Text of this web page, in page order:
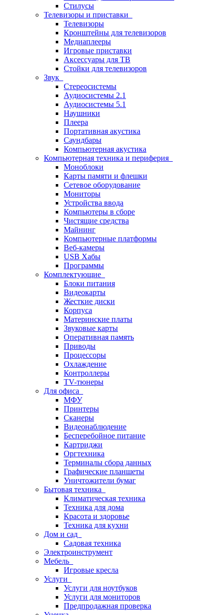
Стилусы
Телевизоры и приставки
Телевизоры
Кронштейны для телевизоров
Медиаплееры
Игровые приставки
Аксессуары для ТВ
Стойки для телевизоров
Звук
Стереосистемы
Аудиосистемы 2.1
Аудиосистемы 5.1
Наушники
Плеера
Портативная акустика
Саундбары
Компьютерная акустика
Компьютерная техника и периферия
Моноблоки
Карты памяти и флешки
Сетевое оборудование
Мониторы
Устройства ввода
Компьютеры в сборе
Чистящие средства
Майнинг
Компьютерные платформы
Веб-камеры
USB Хабы
Программы
Комплектующие
Блоки питания
Видеокарты
Жесткие диски
Корпуса
Материнские платы
Звуковые карты
Оперативная память
Приводы
Процессоры
Охлаждение
Контроллеры
TV-тюнеры
Для офиса
МФУ
Принтеры
Сканеры
Видеонаблюдение
Бесперебойное питание
Картриджи
Оргтехника
Терминалы сбора данных
Графические планшеты
Уничтожители бумаг
Бытовая техника
Климатическая техника
Техника для дома
Красота и здоровье
Техника для кухни
Дом и сад
Садовая техника
Электроинструмент
Мебель
Игровые кресла
Услуги
Услуги для ноутбуков
Услуги для мониторов
Предпродажная проверка